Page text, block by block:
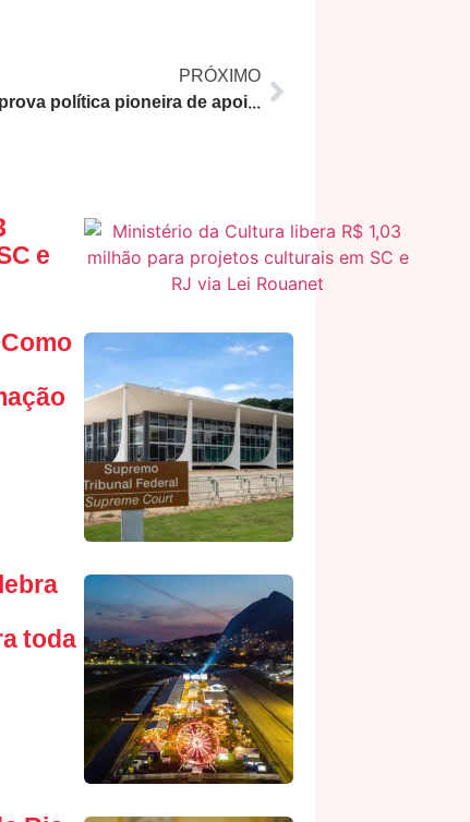
PRÓXIMO
Alerj aprova política pioneira de apoio à transição energética offshore no Rio de Janeiro
e
toda